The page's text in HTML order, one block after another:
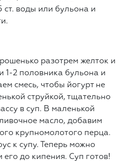
ст. воды или бульона и
разотрем желток и
1-2 половника бульона и
смесь, чтобы йогурт не
струйкой, тщательно
в суп. В маленькой
масло, добавим
крупномолотого перца.
к супу. Теперь можно
его до кипения. Суп готов!